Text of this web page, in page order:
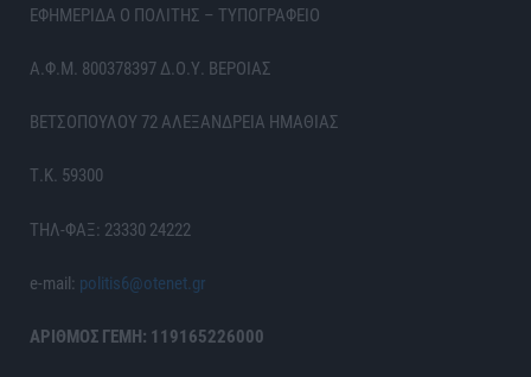
ΕΦΗΜΕΡΙΔΑ Ο ΠΟΛΙΤΗΣ – ΤΥΠΟΓΡΑΦΕΙΟ
Α.Φ.Μ. 800378397 Δ.Ο.Υ. ΒΕΡΟΙΑΣ
ΒΕΤΣΟΠΟΥΛΟΥ 72 ΑΛΕΞΑΝΔΡΕΙΑ ΗΜΑΘΙΑΣ
Τ.Κ. 59300
ΤΗΛ-ΦΑΞ: 23330 24222
e-mail: politis6@otenet.gr
ΑΡΙΘΜΟΣ ΓΕΜΗ: 119165226000